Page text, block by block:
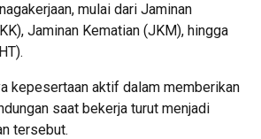
mulai dari Jaminan
Jaminan Kematian (JKM), hingga
kepesertaan aktif dalam memberikan
saat bekerja turut menjadi
tersebut.